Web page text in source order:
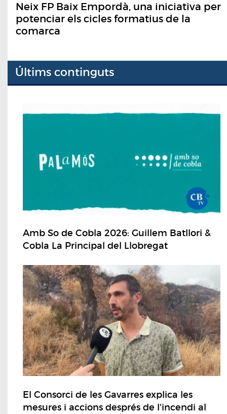
Neix FP Baix Empordà, una iniciativa per
potenciar els cicles formatius de la
comarca
Últims continguts
Amb So de Cobla 2026: Guillem Batllori &
Cobla La Principal del Llobregat
El Consorci de les Gavarres explica les
mesures i accions després de l'incendi al